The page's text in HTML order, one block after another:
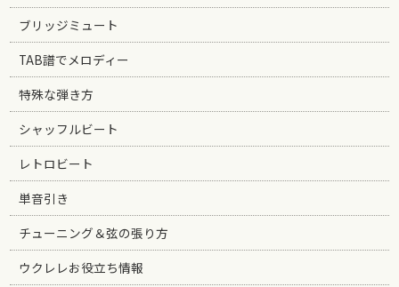
ブリッジミュート
TAB譜でメロディー
特殊な弾き方
シャッフルビート
レトロビート
単音引き
チューニング＆弦の張り方
ウクレレお役立ち情報